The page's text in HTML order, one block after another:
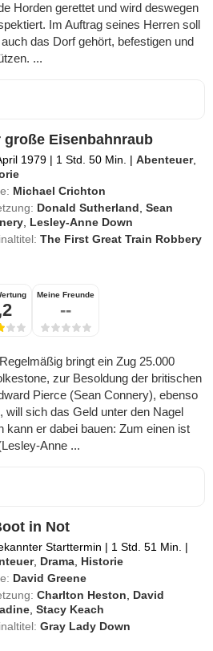
Horden gerettet und wird deswegen
Im Auftrag seines Herren soll
das Dorf gehört, befestigen und
...
große Eisenbahnraub
1979 | 1 Std. 50 Min. | Abenteuer,
Michael Crichton
Donald Sutherland ,Sean
Lesley-Anne Down
The First Great Train Robbery
Meine Freunde
--
bringt ein Zug 25.000
zur Besoldung der britischen
Pierce (Sean Connery), ebenso
sich das Geld unter den Nagel
kann er dabei bauen: Zum einen ist
Anne ...
in Not
Starttermin | 1 Std. 51 Min. |
, Drama Historie
David Greene
Charlton Heston
David
,Stacy Keach
Gray Lady Down